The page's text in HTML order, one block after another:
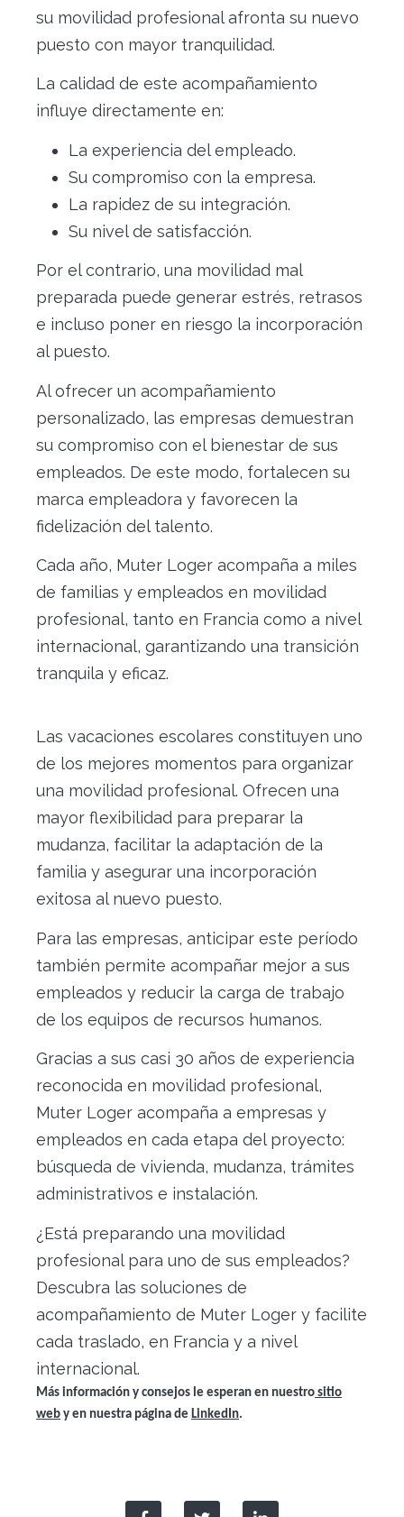
su movilidad profesional afronta su nuevo
puesto con mayor tranquilidad.
La calidad de este acompañamiento
influye directamente en:
La experiencia del empleado.
Su compromiso con la empresa.
La rapidez de su integración.
Su nivel de satisfacción.
Por el contrario, una movilidad mal
preparada puede generar estrés, retrasos
e incluso poner en riesgo la incorporación
al puesto.
Al ofrecer un acompañamiento
personalizado, las empresas demuestran
su compromiso con el bienestar de sus
empleados. De este modo, fortalecen su
marca empleadora y favorecen la
fidelización del talento.
Cada año, Muter Loger acompaña a miles
de familias y empleados en movilidad
profesional, tanto en Francia como a nivel
internacional, garantizando una transición
tranquila y eficaz.
Las vacaciones escolares constituyen uno
de los mejores momentos para organizar
una movilidad profesional. Ofrecen una
mayor flexibilidad para preparar la
mudanza, facilitar la adaptación de la
familia y asegurar una incorporación
exitosa al nuevo puesto.
Para las empresas, anticipar este período
también permite acompañar mejor a sus
empleados y reducir la carga de trabajo
de los equipos de recursos humanos.
Gracias a sus casi 30 años de experiencia
reconocida en movilidad profesional,
Muter Loger acompaña a empresas y
empleados en cada etapa del proyecto:
búsqueda de vivienda, mudanza, trámites
administrativos e instalación.
¿Está preparando una movilidad
profesional para uno de sus empleados?
Descubra las soluciones de
acompañamiento de Muter Loger y facilite
cada traslado, en Francia y a nivel
internacional.
Más información y consejos le esperan en nuestro sitio
web y en nuestra página de LinkedIn.